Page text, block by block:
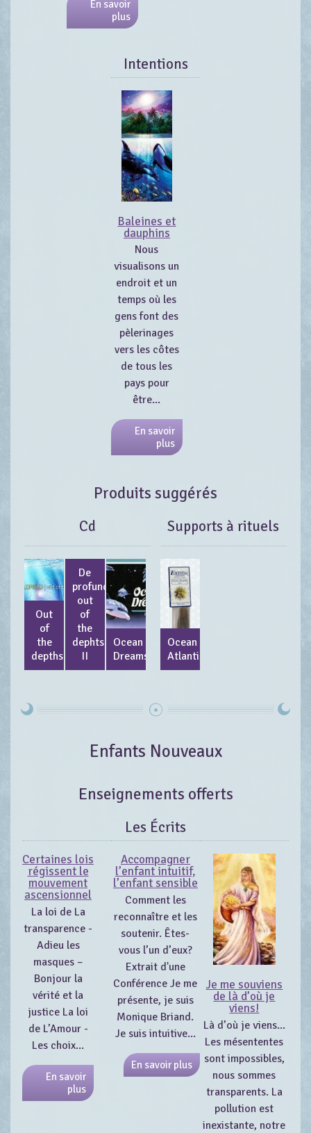
En savoir
plus
Intentions
Baleines et
dauphins
Nous
visualisons un
endroit et un
temps où les
gens font des
pèlerinages
vers les côtes
de tous les
pays pour
être...
En savoir
plus
Produits suggérés
Cd
Out
of
the
depths
De
profundis/
out
of
the
dephts
II
Ocean
Dreams
Supports à rituels
Ocean
Atlantis
Enfants Nouveaux
Enseignements offerts
Les Écrits
Certaines lois
régissent le
mouvement
ascensionnel
La loi de La
transparence -
Adieu les
masques –
Bonjour la
vérité et la
justice La loi
de L’Amour -
Les choix...
En savoir
plus
Accompagner
l’enfant intuitif,
l’enfant sensible
Comment les
reconnaître et les
soutenir. Êtes-
vous l’un d’eux?
Extrait d'une
Conférence Je me
présente, je suis
Monique Briand.
Je suis intuitive...
En savoir plus
Je me souviens
de là d’où je
viens!
Là d’où je viens...
Les mésententes
sont impossibles,
nous sommes
transparents. La
pollution est
inexistante, notre